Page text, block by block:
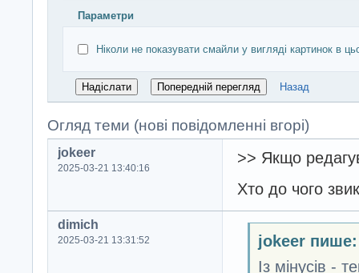
Параметри
Ніколи не показувати смайли у вигляді картинок в
Назад
Огляд теми (нові повідомленні вгорі)
jokeer
2025-03-21 13:40:16
>> Якщо
Хто до чого
dimich
2025-03-21 13:31:52
jokeer пише:
Із мінусів -